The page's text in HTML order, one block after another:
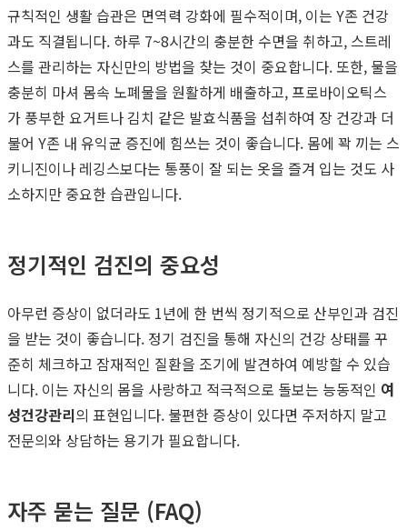
규칙적인 생활 습관은 면역력 강화에 필수적이며, 이는 Y존 건강
과도 직결됩니다. 하루 7~8시간의 충분한 수면을 취하고, 스트레
스를 관리하는 자신만의 방법을 찾는 것이 중요합니다. 또한, 물을
충분히 마셔 몸속 노폐물을 원활하게 배출하고, 프로바이오틱스
가 풍부한 요거트나 김치 같은 발효식품을 섭취하여 장 건강과 더
불어 Y존 내 유익균 증진에 힘쓰는 것이 좋습니다. 몸에 꽉 끼는 스
키니진이나 레깅스보다는 통풍이 잘 되는 옷을 즐겨 입는 것도 사
소하지만 중요한 습관입니다.
정기적인 검진의 중요성
아무런 증상이 없더라도 1년에 한 번씩 정기적으로 산부인과 검진
을 받는 것이 좋습니다. 정기 검진을 통해 자신의 건강 상태를 꾸
준히 체크하고 잠재적인 질환을 조기에 발견하여 예방할 수 있습
니다. 이는 자신의 몸을 사랑하고 적극적으로 돌보는 능동적인 여
성건강관리의 표현입니다. 불편한 증상이 있다면 주저하지 말고
전문의와 상담하는 용기가 필요합니다.
자주 묻는 질문 (FAQ)